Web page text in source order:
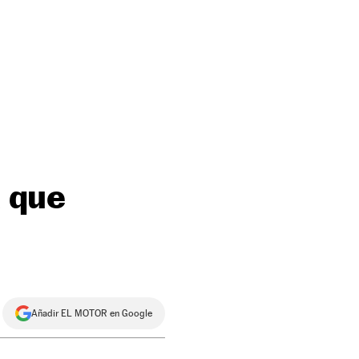
Añadir EL MOTOR en Google